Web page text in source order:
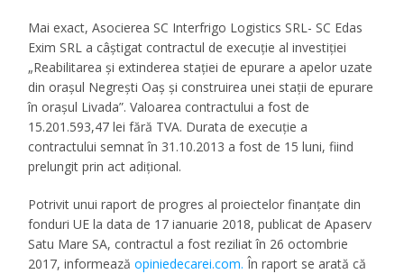
Mai exact, Asocierea SC Interfrigo Logistics SRL- SC Edas
Exim SRL a câştigat contractul de execuţie al investiţiei
„Reabilitarea și extinderea stației de epurare a apelor uzate
din orașul Negrești Oaș și construirea unei stații de epurare
în orașul Livada”. Valoarea contractului a fost de
15.201.593,47 lei fără TVA. Durata de execuţie a
contractului semnat în 31.10.2013 a fost de 15 luni, fiind
prelungit prin act adiţional.
Potrivit unui raport de progres al proiectelor finanţate din
fonduri UE la data de 17 ianuarie 2018, publicat de Apaserv
Satu Mare SA, contractul a fost reziliat în 26 octombrie
2017, informeazăopiniedecarei.com. În raport se arată că